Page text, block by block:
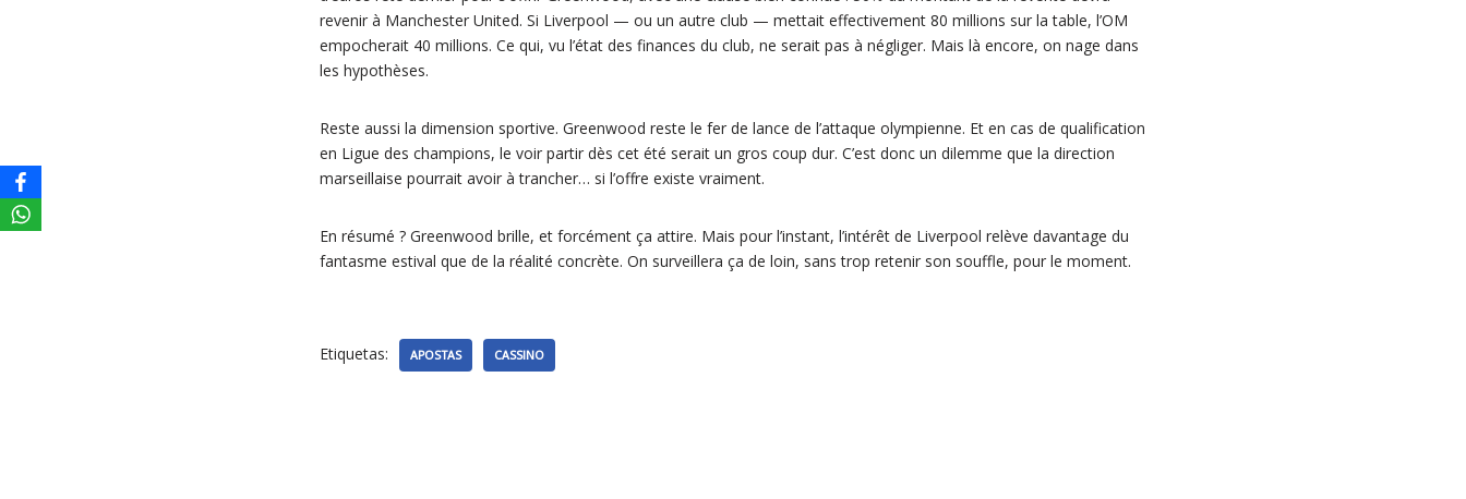
revenir à Manchester United. Si Liverpool — ou un autre club — mettait effectivement 80 millions sur la table, l’OM
empocherait 40 millions. Ce qui, vu l’état des finances du club, ne serait pas à négliger. Mais là encore, on nage dans
les hypothèses.
Reste aussi la dimension sportive. Greenwood reste le fer de lance de l’attaque olympienne. Et en cas de qualification
en Ligue des champions, le voir partir dès cet été serait un gros coup dur. C’est donc un dilemme que la direction
marseillaise pourrait avoir à trancher… si l’offre existe vraiment.
En résumé ? Greenwood brille, et forcément ça attire. Mais pour l’instant, l’intérêt de Liverpool relève davantage du
fantasme estival que de la réalité concrète. On surveillera ça de loin, sans trop retenir son souffle, pour le moment.
Etiquetas: APOSTAS CASSINO